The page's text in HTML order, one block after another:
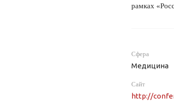
рамках
Сфера
Медицина
Сайт
http://